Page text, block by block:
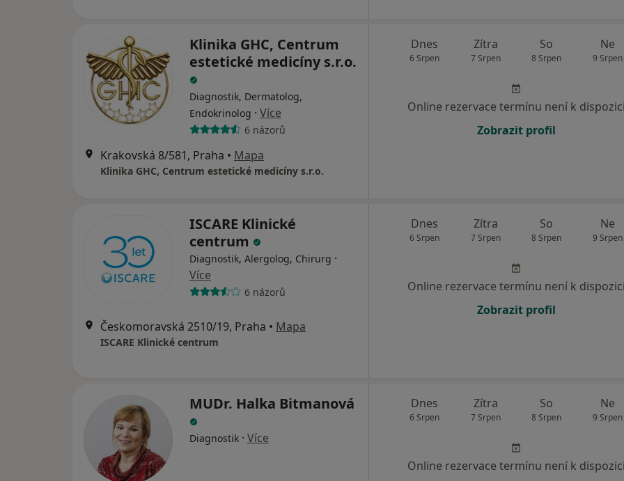
Klinika GHC, Centrum
estetické medicíny s.r.o.
Diagnostik, Dermatolog,
Endokrinolog · Více
6 názorů
Krakovská 8/581, Praha • Mapa
Klinika GHC, Centrum estetické medicíny s.r.o.
Dnes
6 Srpen
Zítra
7 Srpen
So
8 Srpen
Ne
9 Srpen
Online rezervace termínu není k dispozici
Zobrazit profil
ISCARE Klinické
centrum
Diagnostik, Alergolog, Chirurg ·
Více
6 názorů
Českomoravská 2510/19, Praha • Mapa
ISCARE Klinické centrum
Dnes
6 Srpen
Zítra
7 Srpen
So
8 Srpen
Ne
9 Srpen
Online rezervace termínu není k dispozici
Zobrazit profil
MUDr. Halka Bitmanová
Diagnostik · Více
Dnes
6 Srpen
Zítra
7 Srpen
So
8 Srpen
Ne
9 Srpen
Online rezervace termínu není k dispozici